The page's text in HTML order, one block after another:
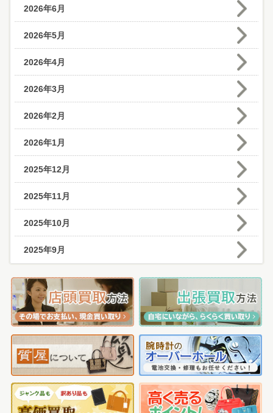
2026年6月
2026年5月
2026年4月
2026年3月
2026年2月
2026年1月
2025年12月
2025年11月
2025年10月
2025年9月